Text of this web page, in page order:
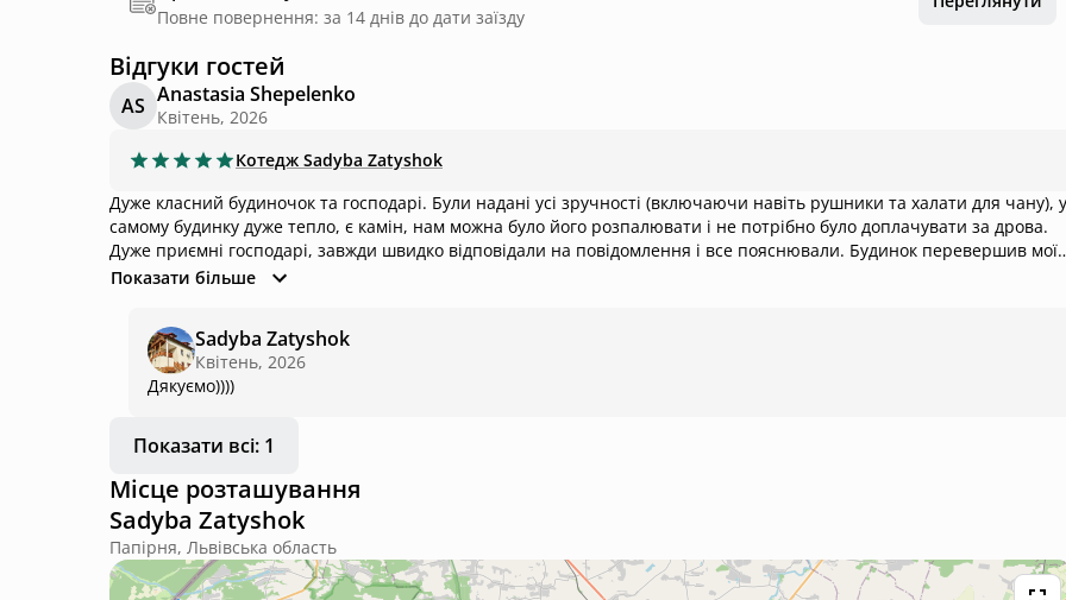
Повне повернення: за 14 днів до дати заїзду
Відгуки гостей
AS Anastasia Shepelenko
Квітень, 2026
Котедж Sadyba Zatyshok
Дуже класний будиночок та господарі. Були надані усі зручності (включаючи навіть рушники та халати для чану), у
самому будинку дуже тепло, є камін, нам можна було його розпалювати і не потрібно було доплачувати за дрова.
Дуже приємні господарі, завжди швидко відповідали на повідомлення і все пояснювали. Будинок перевершив мої
очікування.
Показати більше
Sadyba Zatyshok
Квітень, 2026
Дякуємо))))
Показати всі: 1
Місце розташування
Sadyba Zatyshok
Папірня, Львівська область